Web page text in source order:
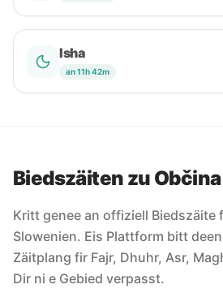
Isha
an 11h 42m
Biedszäiten zu
Kritt genee an offiziell Biedszäite
Slowenien. Eis Plattform bitt
Zäitplang fir Fajr, Dhuhr, Asr,
Dir ni e Gebied verpasst.